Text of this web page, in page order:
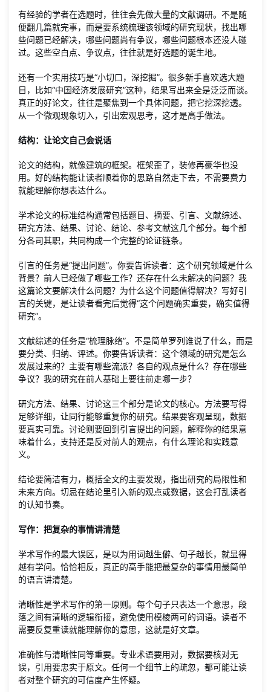
有经验的学者在选题时，往往会先做大量的文献调研。不是随
便翻几篇就完事，而是要系统梳理该领域的研究现状，找出哪
些问题已经解决，哪些问题尚有争议，哪些问题根本还没人碰
过。这些空白点、争议点，往往就是好选题的诞生地。
还有一个实用技巧是“小切口，深挖掘”。很多新手喜欢选大题
目，比如“中国经济发展研究”这种，结果写出来全是泛泛而谈。
真正的好论文，往往是聚焦到一个具体问题，把它挖深挖透。
从一个微观现象切入，引出宏观思考，这才是高手做法。
结构：让论文自己会说话
论文的结构，就像建筑的框架。框架歪了，装修再豪华也没
用。好的结构能让读者顺着你的思路自然走下去，不需要费力
就能理解你想表达什么。
学术论文的标准结构通常包括题目、摘要、引言、文献综述、
研究方法、结果、讨论、结论、参考文献这几个部分。每个部
分各司其职，共同构成一个完整的论证链条。
引言的任务是“提出问题”。你要告诉读者：这个研究领域是什么
背景？前人已经做了哪些工作？还存在什么未解决的问题？我
这篇论文要解决什么问题？为什么这个问题值得解决？写好引
言的关键，是让读者看完后觉得“这个问题确实重要，确实值得
研究”。
文献综述的任务是“梳理脉络”。不是简单罗列谁说了什么，而是
要分类、归纳、评述。你要告诉读者：这个领域的研究是怎么
发展过来的？主要有哪些流派？各自的观点是什么？存在哪些
争议？我的研究在前人基础上要往前走哪一步？
研究方法、结果、讨论这三个部分是论文的核心。方法要写得
足够详细，让同行能够重复你的研究。结果要客观呈现，数据
要真实可靠。讨论则要回到引言提出的问题，解释你的结果意
味着什么，支持还是反对前人的观点，有什么理论和实践意
义。
结论要简洁有力，概括全文的主要发现，指出研究的局限性和
未来方向。切忌在结论里引入新的观点或数据，这会打乱读者
的认知节奏。
写作：把复杂的事情讲清楚
学术写作的最大误区，是以为用词越生僻、句子越长，就显得
越有学问。恰恰相反，真正的高手能把最复杂的事情用最简单
的语言讲清楚。
清晰性是学术写作的第一原则。每个句子只表达一个意思，段
落之间有清晰的逻辑衔接，避免使用模棱两可的词语。读者不
需要反复重读就能理解你的意思，这就是好文章。
准确性与清晰性同等重要。专业术语要用对，数据要核对无
误，引用要忠实于原文。任何一个细节上的疏忽，都可能让读
者对整个研究的可信度产生怀疑。